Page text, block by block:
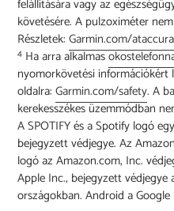
felállítására vagy az
követésére. A pulzoximéter
Részletek: Garmin.com/
4 Ha arra alkalmas
nyomorkövetési információkért
oldalra: Garmin.com/safety. A
kerekesszékes üzemmódban
A SPOTIFY és a Spotify logó
bejegyzett védjegye. Az
logó az Amazon.com, Inc.
Apple Inc., bejegyzett védjegye
országokban. Android a Google